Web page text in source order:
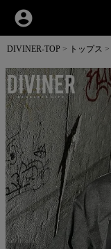
account_circle
DIVINER-TOP トップス